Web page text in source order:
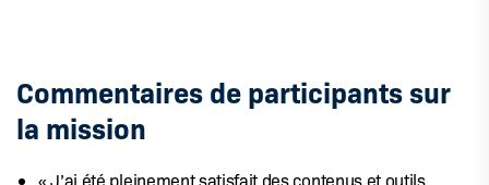
Commentaires de participants sur
la mission
« J’ai été pleinement satisfait des contenus et outils